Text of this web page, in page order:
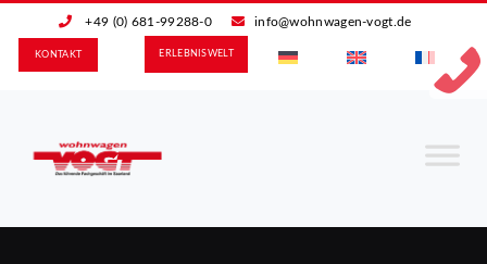
+49 (0) 681-99288-0 info@wohnwagen-vogt.de
ERLEBNIS­WELT
KONTAKT